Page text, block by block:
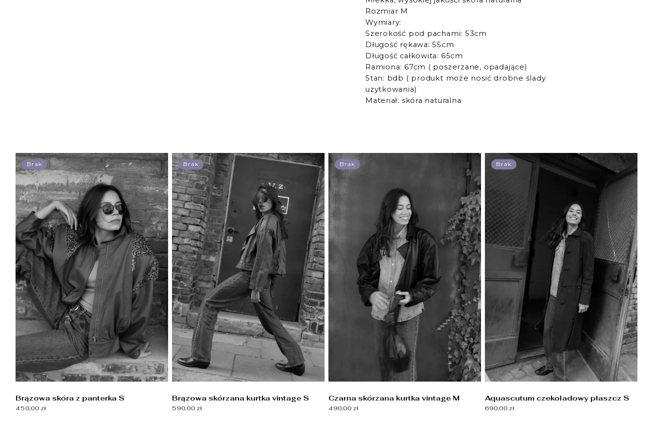
Rozmiar M
Wymiary:
Szerokość pod pachami: 53cm
Długość rękawa: 55cm
Długość całkowita: 65cm
Ramiona: 67cm ( poszerzane, opadające)
Stan: bdb ( produkt może nosić drobne ślady
uzytkowania)
Materiał: skóra naturalna
Brązowa skóra z panterka S
450,00 zł
Brak
Brązowa skórzana kurtka vintage S
590,00 zł
Brak
Czarna skórzana kurtka vintage M
490,00 zł
Brak
Aquascutum czekoladowy płaszcz S
690,00 zł
Brak